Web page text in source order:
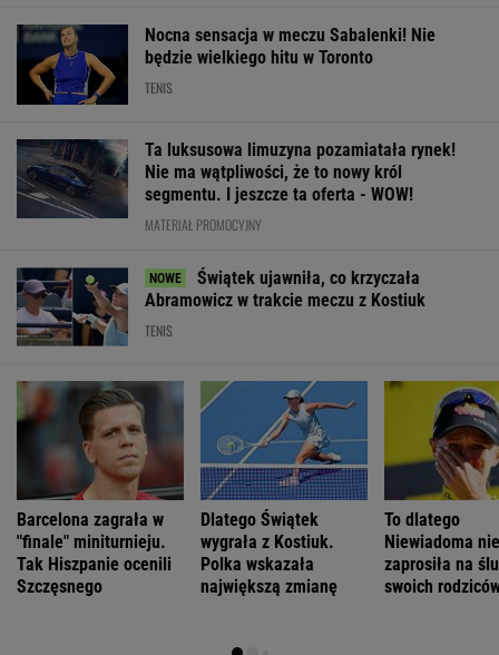
Nocna sensacja w meczu Sabalenki! Nie
będzie wielkiego hitu w Toronto
TENIS
Ta luksusowa limuzyna pozamiatała rynek!
Nie ma wątpliwości, że to nowy król
segmentu. I jeszcze ta oferta - WOW!
MATERIAŁ PROMOCYJNY
Świątek ujawniła, co krzyczała
Abramowicz w trakcie meczu z Kostiuk
TENIS
Barcelona zagrała w
"finale" miniturnieju.
Tak Hiszpanie ocenili
Szczęsnego
Dlatego Świątek
wygrała z Kostiuk.
Polka wskazała
największą zmianę
To dlatego
Niewiadoma nie
zaprosiła na
swoich